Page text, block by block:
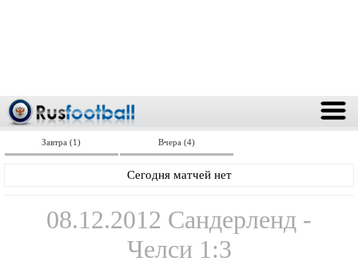
Завтра (1) Вчера (4)
Сегодня матчей нет
08.12.2012 Сандерленд -
Челси 1:3